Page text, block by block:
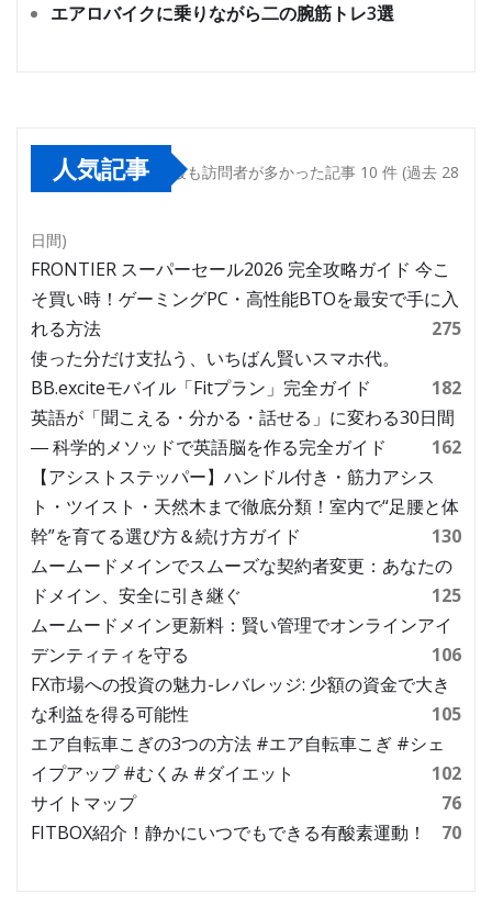
エアロバイクに乗りながら二の腕筋トレ3選
人気記事 最も訪問者が多かった記事 10 件 (過去 28
日間)
FRONTIER スーパーセール2026 完全攻略ガイド 今こ
そ買い時！ゲーミングPC・高性能BTOを最安で手に入
れる方法
275
使った分だけ支払う、いちばん賢いスマホ代。
BB.exciteモバイル「Fitプラン」完全ガイド
182
英語が「聞こえる・分かる・話せる」に変わる30日間
― 科学的メソッドで英語脳を作る完全ガイド
162
【アシストステッパー】ハンドル付き・筋力アシス
ト・ツイスト・天然木まで徹底分類！室内で“足腰と体
幹”を育てる選び方＆続け方ガイド
130
ムームードメインでスムーズな契約者変更：あなたの
ドメイン、安全に引き継ぐ
125
ムームードメイン更新料：賢い管理でオンラインアイ
デンティティを守る
106
FX市場への投資の魅力-レバレッジ: 少額の資金で大き
な利益を得る可能性
105
エア自転車こぎの3つの方法 #エア自転車こぎ #シェ
イプアップ #むくみ #ダイエット
102
サイトマップ
76
FITBOX紹介！静かにいつでもできる有酸素運動！
70